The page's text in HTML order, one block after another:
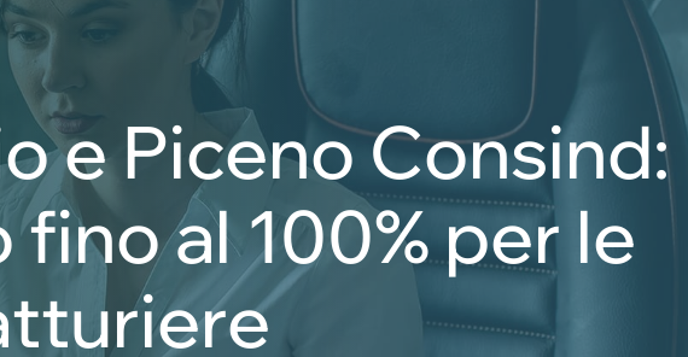
e Piceno Consind:
al 100% per le